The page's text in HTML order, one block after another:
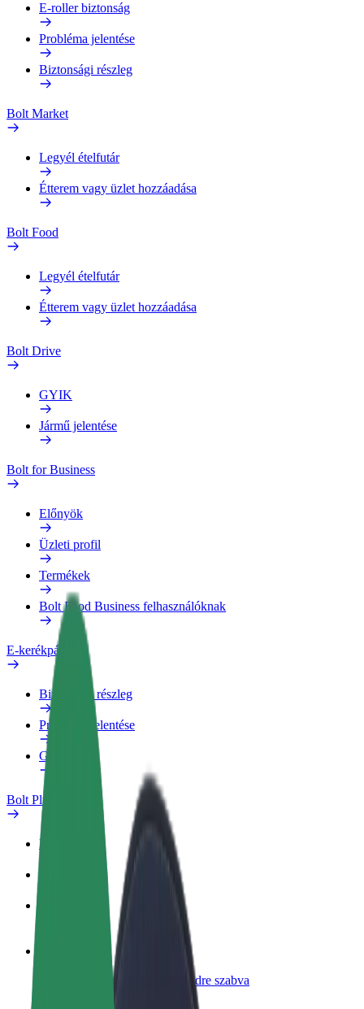
E-roller biztonság
Probléma jelentése
Biztonsági részleg
Bolt Market
Legyél ételfutár
Étterem vagy üzlet hozzáadása
Bolt Food
Legyél ételfutár
Étterem vagy üzlet hozzáadása
Bolt Drive
GYIK
Jármű jelentése
Bolt for Business
Előnyök
Üzleti profil
Termékek
Bolt Food Business felhasználóknak
E-kerékpárok
Biztonsági részleg
Probléma jelentése
GYIK
Bolt Plus
Előnyök
Pénzkereseti lehetőség igényeidre szabva